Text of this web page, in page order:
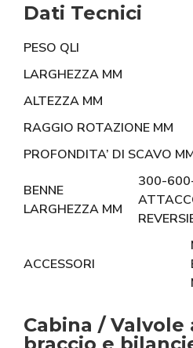
Dati Tecnici
PESO QLI
LARGHEZZA MM
ALTEZZA MM
RAGGIO ROTAZIONE MM
PROFONDITA’ DI SCAVO
BENNE
LARGHEZZA MM
300-
ACCESSORI
Cabina /
braccio e